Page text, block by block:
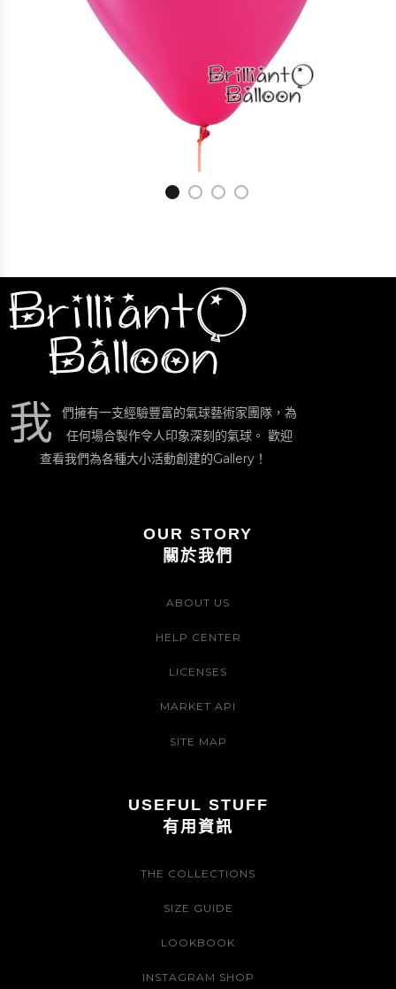
11″ 野莓色 Wildberry | Qualatex
我
們擁有一支經驗豐富的氣球藝術家團隊，為
任何場合製作令人印象深刻的氣球。 歡迎
查看我們為各種大小活動創建的Gallery！
OUR STORY
關於我們
ABOUT US
HELP CENTER
LICENSES
MARKET API
SITE MAP
USEFUL STUFF
有用資訊
THE COLLECTIONS
SIZE GUIDE
LOOKBOOK
INSTAGRAM SHOP